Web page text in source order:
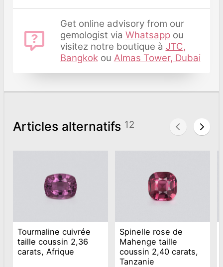
Get online advisory from our
gemologist via Whatsappou
visitez notre boutique à JTC,
Bangkokou Almas Tower, Dubai
Articles alternatifs 12
Tourmaline cuivrée
taille coussin 2,36
carats, Afrique
Spinelle rose de
Mahenge taille
coussin 2,40 carats,
Tanzanie